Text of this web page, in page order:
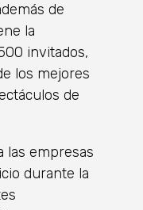
de
la
invitados,
los mejores
de
las empresas
durante la